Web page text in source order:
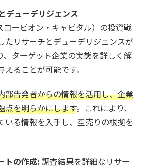
デューデリジェンス
ーピオン・キャピタル）の投資戦
たリサーチとデューデリジェンスが
、ターゲット企業の実態を詳しく解
ることが可能です。
部告発者からの情報を活用し、企業
点を明らかにします。これにより、
いる情報を入手し、空売りの根拠を
トの作成: 調査結果を詳細なリサー